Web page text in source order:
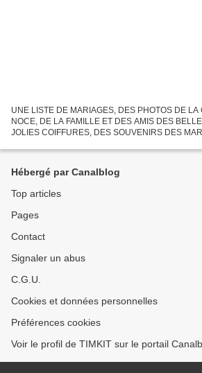
UNE LISTE DE MARIAGES, DES PHOTOS DE
NOCE, DE LA FAMILLE ET DES AMIS DES
JOLIES COIFFURES, DES SOUVENIRS DES
du photographe,...
Hébergé par Canalblog
Top articles
Pages
Contact
Signaler un abus
C.G.U.
Cookies et données personnelles
Préférences cookies
Voir le profil de TIMKIT sur le portail